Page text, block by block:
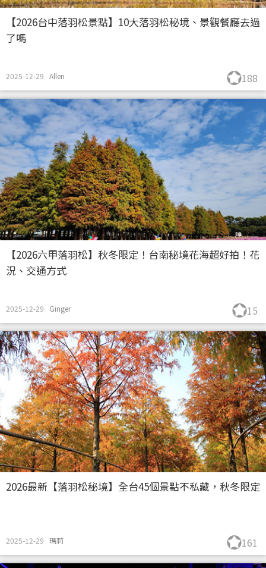
【2026台中落羽松景點】10大落羽松秘境、景觀餐廳去過
了嗎
2025-12-29 Allen 188
【2026六甲落羽松】秋冬限定！台南秘境花海超好拍！花
況、交通方式
2025-12-29 Ginger 15
2026最新【落羽松秘境】全台45個景點不私藏，秋冬限定
2025-12-29 瑪莉 161